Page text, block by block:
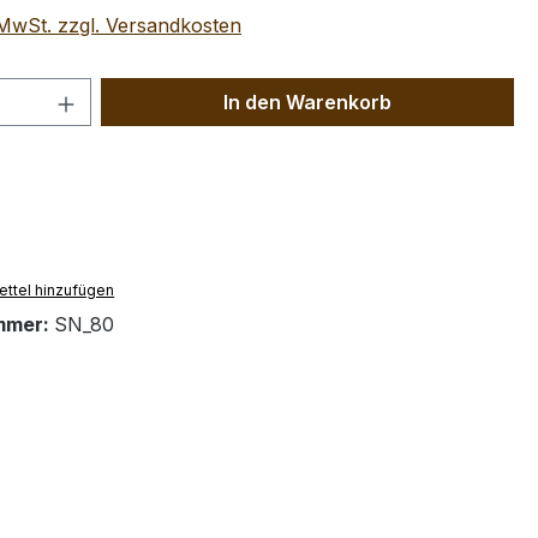
zzgl. Versandkosten
Anzahl: Gib den gewünschten Wert
In den Warenkorb
hinzufügen
SN_80